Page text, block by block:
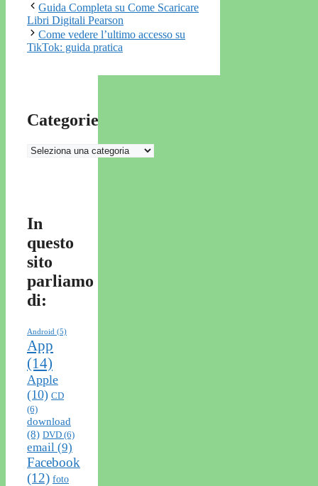
Guida Completa su Come Scaricare
Libri Digitali Pearson
Come vedere l’ultimo accesso su
TikTok: guida pratica
Categorie
Categorie
In
questo
sito
parliamo
di:
Android (5)
App
(14)
Apple
(10) CD
(6)
download
(8) DVD (6)
email (9)
Facebook
(12) foto